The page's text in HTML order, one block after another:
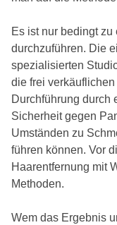
Es ist nur bedingt
durchzuführen. Die
spezialisierten
die frei
Durchführung durch
Sicherheit gegen
Umständen zu
führen können. Vor
Haarentfernung mit
Methoden.
Wem das Ergebnis